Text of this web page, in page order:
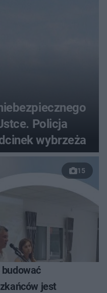
Policja
wybrzeża
15
budować
jest